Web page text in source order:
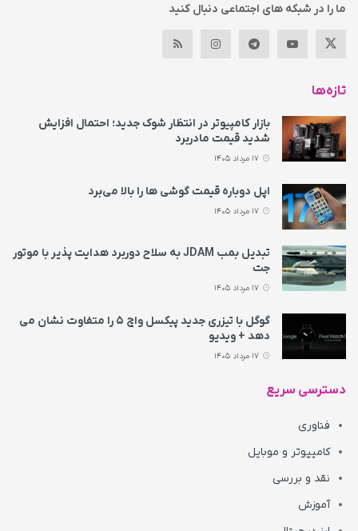
ما را در شبکه های اجتماعی دنبال کنید
تازه‌ها
بازار کامپیوتر در انتظار شوک جدید؛ احتمال افزایش
شدید قیمت مادربرد
اپل دوباره قیمت‌ گوشی ها را بالا می‌برد
تبدیل بمب JDAM به سلاح دوربرد هدایت پذیر با موتور
جت
گوگل با تیزری جدید پیکسل واچ ۵ را متفاوت نشان می‌
دهد + ویدیو
دسترسی سریع
فناوری
کامپیوتر و موبایل
نقد و بررسی
آموزش